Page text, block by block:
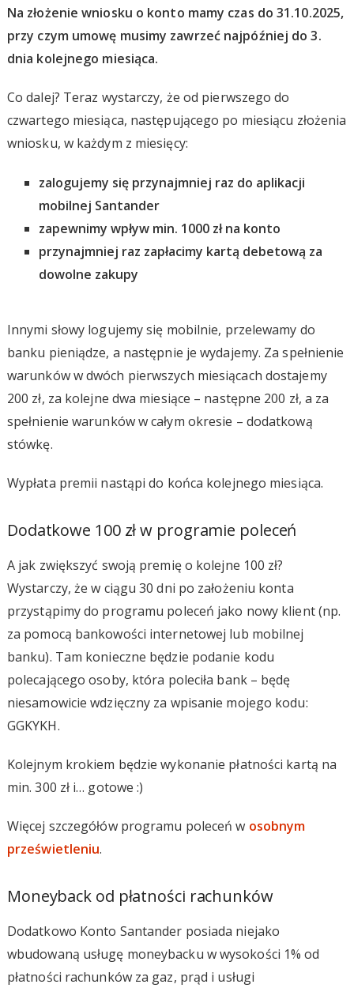
Na złożenie wniosku o konto mamy czas do 31.10.2025,
przy czym umowę musimy zawrzeć najpóźniej do 3.
dnia kolejnego miesiąca.
Co dalej? Teraz wystarczy, że od pierwszego do
czwartego miesiąca, następującego po miesiącu złożenia
wniosku, w każdym z miesięcy:
zalogujemy się przynajmniej raz do aplikacji
mobilnej Santander
zapewnimy wpływ min. 1000 zł na konto
przynajmniej raz zapłacimy kartą debetową za
dowolne zakupy
Innymi słowy logujemy się mobilnie, przelewamy do
banku pieniądze, a następnie je wydajemy. Za spełnienie
warunków w dwóch pierwszych miesiącach dostajemy
200 zł, za kolejne dwa miesiące – następne 200 zł, a za
spełnienie warunków w całym okresie – dodatkową
stówkę.
Wypłata premii nastąpi do końca kolejnego miesiąca.
Dodatkowe 100 zł w programie poleceń
A jak zwiększyć swoją premię o kolejne 100 zł?
Wystarczy, że w ciągu 30 dni po założeniu konta
przystąpimy do programu poleceń jako nowy klient (np.
za pomocą bankowości internetowej lub mobilnej
banku). Tam konieczne będzie podanie kodu
polecającego osoby, która poleciła bank – będę
niesamowicie wdzięczny za wpisanie mojego kodu:
GGKYKH.
Kolejnym krokiem będzie wykonanie płatności kartą na
min. 300 zł i… gotowe :)
Więcej szczegółów programu poleceń w osobnym
prześwietleniu.
Moneyback od płatności rachunków
Dodatkowo Konto Santander posiada niejako
wbudowaną usługę moneybacku w wysokości 1% od
płatności rachunków za gaz, prąd i usługi